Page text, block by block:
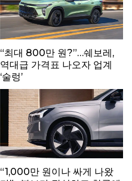
“최대 800만 원?”…쉐보레,
역대급 가격표 나오자 업계
‘술렁’
“1,000만 원이나 싸게 나왔